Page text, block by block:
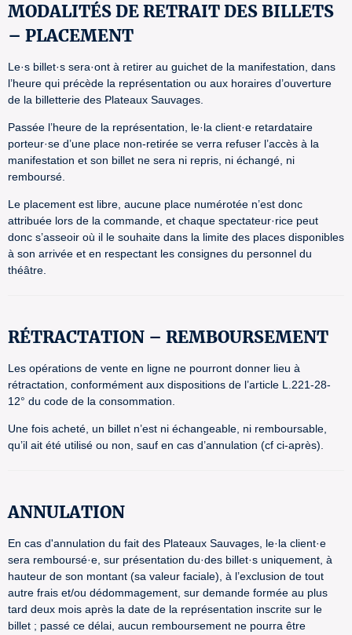
MODALITÉS DE RETRAIT DES BILLETS
– PLACEMENT
Le·s billet·s sera·ont à retirer au guichet de la manifestation, dans
l’heure qui précède la représentation ou aux horaires d’ouverture
de la billetterie des Plateaux Sauvages.
Passée l’heure de la représentation, le·la client·e retardataire
porteur·se d’une place non-retirée se verra refuser l’accès à la
manifestation et son billet ne sera ni repris, ni échangé, ni
remboursé.
Le placement est libre, aucune place numérotée n’est donc
attribuée lors de la commande, et chaque spectateur·rice peut
donc s’asseoir où il le souhaite dans la limite des places disponibles
à son arrivée et en respectant les consignes du personnel du
théâtre.
RÉTRACTATION – REMBOURSEMENT
Les opérations de vente en ligne ne pourront donner lieu à
rétractation, conformément aux dispositions de l’article L.221-28-
12° du code de la consommation.
Une fois acheté, un billet n’est ni échangeable, ni remboursable,
qu’il ait été utilisé ou non, sauf en cas d’annulation (cf ci-après).
ANNULATION
En cas d'annulation du fait des Plateaux Sauvages, le·la client·e
sera remboursé·e, sur présentation du·des billet·s uniquement, à
hauteur de son montant (sa valeur faciale), à l’exclusion de tout
autre frais et/ou dédommagement, sur demande formée au plus
tard deux mois après la date de la représentation inscrite sur le
billet ; passé ce délai, aucun remboursement ne pourra être